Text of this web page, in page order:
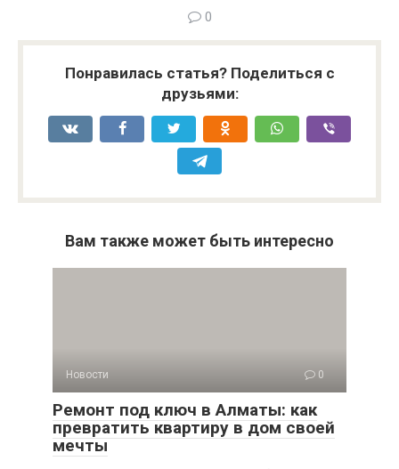
0
Понравилась статья? Поделиться с
друзьями:
Вам также может быть интересно
Новости 0
Ремонт под ключ в Алматы: как
превратить квартиру в дом своей
мечты